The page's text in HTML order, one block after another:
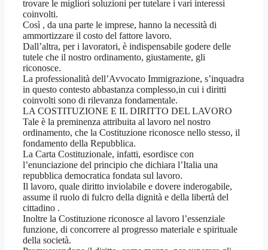
trovare le migliori soluzioni per tutelare i vari interessi
coinvolti.
Così , da una parte le imprese, hanno la necessità di
ammortizzare il costo del fattore lavoro.
Dall’altra, per i lavoratori, è indispensabile godere delle
tutele che il nostro ordinamento, giustamente, gli
riconosce.
La professionalità dell’Avvocato Immigrazione, s’inquadra
in questo contesto abbastanza complesso,in cui i diritti
coinvolti sono di rilevanza fondamentale.
LA COSTITUZIONE E IL DIRITTO DEL LAVORO
Tale è la preminenza attribuita al lavoro nel nostro
ordinamento, che la Costituzione riconosce nello stesso, il
fondamento della Repubblica.
La Carta Costituzionale, infatti, esordisce con
l’enunciazione del principio che dichiara l’Italia una
repubblica democratica fondata sul lavoro.
Il lavoro, quale diritto inviolabile e dovere inderogabile,
assume il ruolo di fulcro della dignità e della libertà del
cittadino .
Inoltre la Costituzione riconosce al lavoro l’essenziale
funzione, di concorrere al progresso materiale e spirituale
della società.